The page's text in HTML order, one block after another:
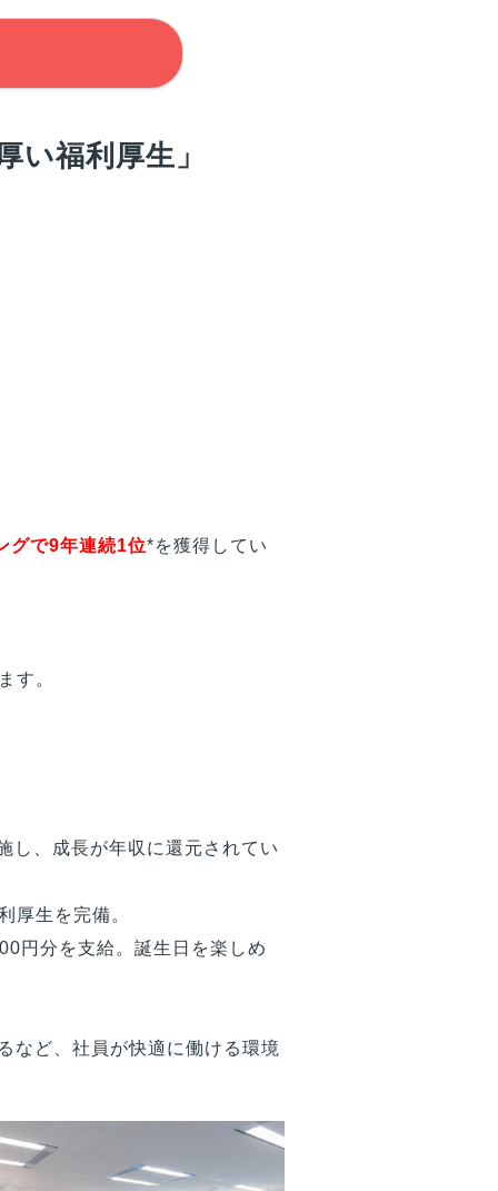
福利厚生」
グで9年連続1位*を獲得してい
す。
し、成長が年収に還元されてい
厚生を完備。
円分を支給。誕生日を楽しめ
など、社員が快適に働ける環境